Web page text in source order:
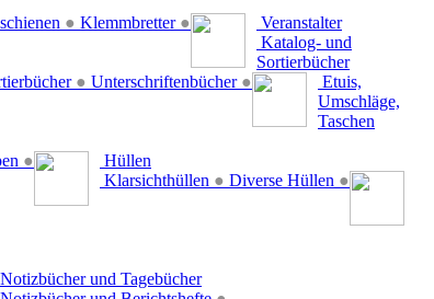
● Klemmbretter ● Veranstalter
Katalog- und
Sortierbücher
● Unterschriftenbücher ●
Etuis,
Umschläge,
Taschen
●
Hüllen
Klarsichthüllen ● Diverse Hüllen ●
Notizbücher und Tagebücher